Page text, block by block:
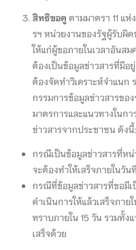
สิทธิขอดู ตามมาตรา 11 แ
รฯ หน่วยงานของรัฐผู้รับผิ
ให้แก่ผู้ขอภายในเวลาอันส
ต้องเป็นข้อมูลข่าวสารที่มีอ
ต้องจัดทำวิเคราะห์จำแนก
กรรมการข้อมูลข่าวสารขอ
มาตรการและแนวทางใน
ข่าวสารจากประชาชน ดังนี้:
กรณีเป็นข้อมูลข่าวสารที่ห
จะต้องทำให้เสร็จภายในวัน
กรณีที่ข้อมูลข่าวสารที่ขอมี
ดำเนินการให้แล้วเสร็จภาย
ทราบภายใน 15 วัน รวมทั้
เสร็จด้วย